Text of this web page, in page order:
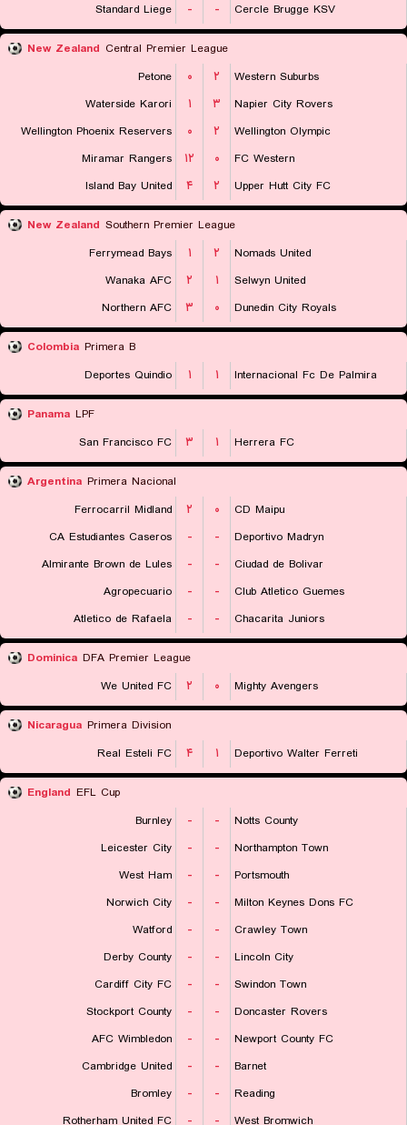
Standard Liege
- - Cercle Brugge KSV
New Zealand Central Premier League
Petone
۰ ۲
Western Suburbs
Waterside Karori
۱ ۳
Napier City Rovers
Wellington Phoenix Reservers
۰ ۲
Wellington Olympic
Miramar Rangers
۱۲ ۰
FC Western
Island Bay United
۴ ۲ Upper Hutt City FC
New Zealand Southern Premier League
Ferrymead Bays
۱ ۲
Nomads United
Wanaka AFC
۲ ۱
Selwyn United
Northern AFC
۳ ۰ Dunedin City Royals
Colombia Primera B
Deportes Quindio
۱ ۱ Internacional Fc De Palmira
Panama LPF
San Francisco FC
۳ ۱ Herrera FC
Argentina Primera Nacional
Ferrocarril Midland
۲ ۰
CD Maipu
CA Estudiantes Caseros
- -
Deportivo Madryn
Almirante Brown de Lules
- -
Ciudad de Bolivar
Agropecuario
- -
Club Atletico Guemes
Atletico de Rafaela
- - Chacarita Juniors
Dominica DFA Premier League
We United FC
۲ ۰ Mighty Avengers
Nicaragua Primera Division
Real Esteli FC
۴ ۱ Deportivo Walter Ferreti
England EFL Cup
Burnley
- -
Notts County
Leicester City
- -
Northampton Town
West Ham
- -
Portsmouth
Norwich City
- -
Milton Keynes Dons FC
Watford
- -
Crawley Town
Derby County
- -
Lincoln City
Cardiff City FC
- -
Swindon Town
Stockport County
- -
Doncaster Rovers
AFC Wimbledon
- -
Newport County FC
Cambridge United
- -
Barnet
Bromley
- -
Reading
Rotherham United FC
- - West Bromwich